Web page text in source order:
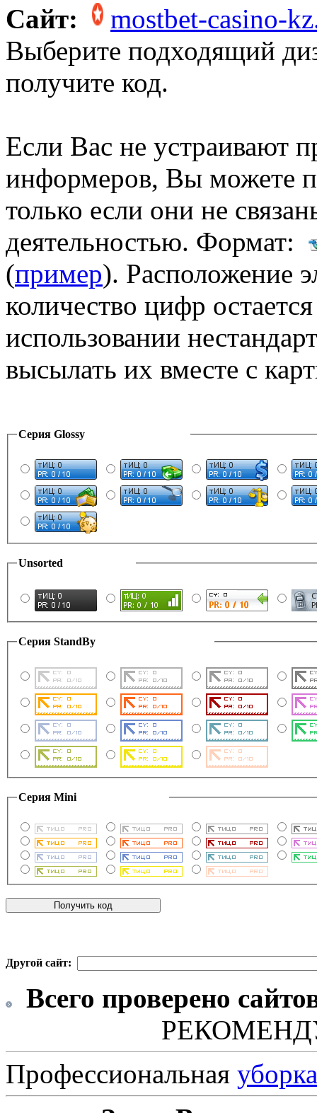
Сайт:
mostbet-casino-
Выберите подходящий
получите код.
Если Вас не устраивают
информеров, Вы можете
только если они не
деятельностью. Формат:
(пример). Расположение
количество цифр
использовании
высылать их вместе с
Серия Glossy
Unsorted
Серия StandBy
Серия Mini
Другой сайт:
Всего проверено
Профессиональная уборка